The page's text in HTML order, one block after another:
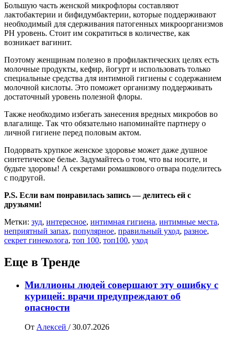
Большую часть женской микрофлоры составляют
лактобактерии и бифидумбактерии, которые поддерживают
необходимый для сдерживания патогенных микроорганизмов
РН уровень. Стоит им сократиться в количестве, как
возникает вагинит.
Поэтому женщинам полезно в профилактических целях есть
молочные продукты, кефир, йогурт и использовать только
специальные средства для интимной гигиены с содержанием
молочной кислоты. Это поможет организму поддерживать
достаточный уровень полезной флоры.
Также необходимо избегать занесения вредных микробов во
влагалище. Так что обязательно напоминайте партнеру о
личной гигиене перед половым актом.
Подорвать хрупкое женское здоровье может даже душное
синтетическое белье. Задумайтесь о том, что вы носите, и
будьте здоровы! А секретами ромашкового отвара поделитесь
с подругой.
P.S. Если вам понравилась запись — делитесь ей с
друзьями!
Метки: зуд, интересное, интимная гигиена, интимные места,
неприятный запах, популярное, правильный уход, разное,
секрет гинеколога, топ 100, топ100, уход
Еще в Тренде
Миллионы людей совершают эту ошибку с
курицей: врачи предупреждают об
опасности
От Алексей / 30.07.2026